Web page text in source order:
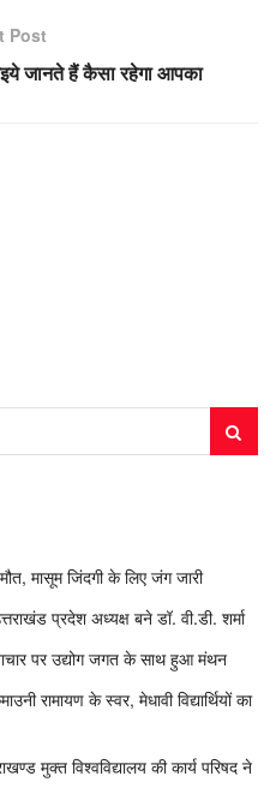
Post
जानते हैं कैसा रहेगा आपका
मासूम जिंदगी के लिए जंग जारी
प्रदेश अध्यक्ष बने डॉ. वी.डी. शर्मा
पर उद्योग जगत के साथ हुआ मंथन
रामायण के स्वर, मेधावी विद्यार्थियों का
मुक्त विश्वविद्यालय की कार्य परिषद ने